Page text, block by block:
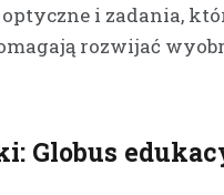
i zadania,
rozwijać
Globus